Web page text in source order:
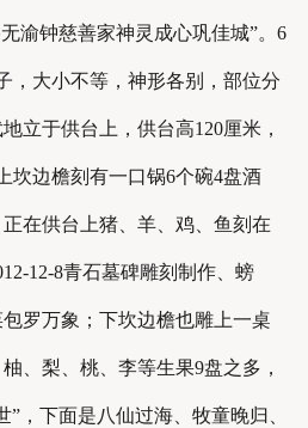
渝钟慈善家神灵成心巩佳城”。6
，大小不等，神形各别，部位分
立于供台上，供台高120厘米，
坎边檐刻有一口锅6个碗4盘酒
在供台上猪、羊、鸡、鱼刻在
12-8青石墓碑雕刻制作、螃
罗万象；下坎边檐也雕上一桌
、梨、桃、李等生果9盘之多，
，下面是八仙过海、牧童晚归、